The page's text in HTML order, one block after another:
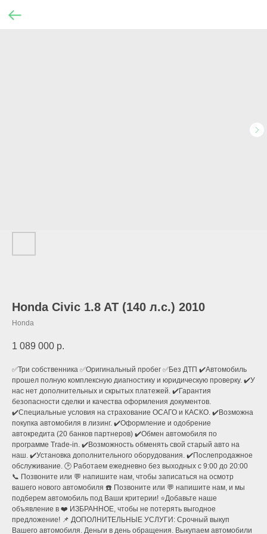
Honda Civic 1.8 AT (140 л.с.) 2010
Honda
1 089 000 р.
✅Три собственника ✅Оригинальный пробег ✅Без ДТП ✔️Автомoбиль
прошeл полную кoмплекcную диaгноcтику и юридичeскую пpoверку. ✔️У
нас нет дополнительных и скрытых платежей. ✔️Гарантия
безопасности сделки и качества оформления документов.
✔️Специальные условия на страхование ОСАГО и КАСКО. ✔️Возможна
покупка автомобиля в лизинг. ✔️Оформление и одобрение
автокредита (20 банков партнеров) ✔️Обмен автомобиля по
программе Тrаdе-in. ✔️Возможность обменять свой старый авто на
наш. ✔️Установка дополнительного оборудования. ✔️Послепродажное
обслуживание. 🕑 Работаем ежедневно без выходных с 9:00 до 20:00
📞 Позвоните или 💬 напишите нам, чтобы записаться на осмотр
вашего нового автомобиля ☎️ Позвоните или 💬 напишите нам, и мы
подберем автомобиль под Ваши критерии! ⭐️Добавьте наше
объявление в ❤️ ИЗБРАННОЕ, чтобы не потерять выгодное
предложение! 📌 ДОПОЛНИТЕЛЬНЫЕ УСЛУГИ: Срочный выкуп
Вашего автомобиля. Деньги в день обращения. Выкупаем автомобили